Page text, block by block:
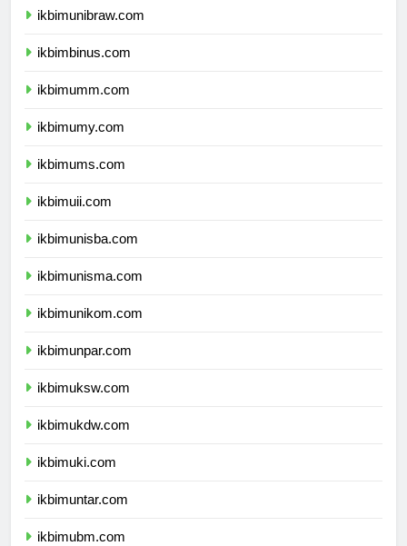
ikbimunibraw.com
ikbimbinus.com
ikbimumm.com
ikbimumy.com
ikbimums.com
ikbimuii.com
ikbimunisba.com
ikbimunisma.com
ikbimunikom.com
ikbimunpar.com
ikbimuksw.com
ikbimukdw.com
ikbimuki.com
ikbimuntar.com
ikbimubm.com